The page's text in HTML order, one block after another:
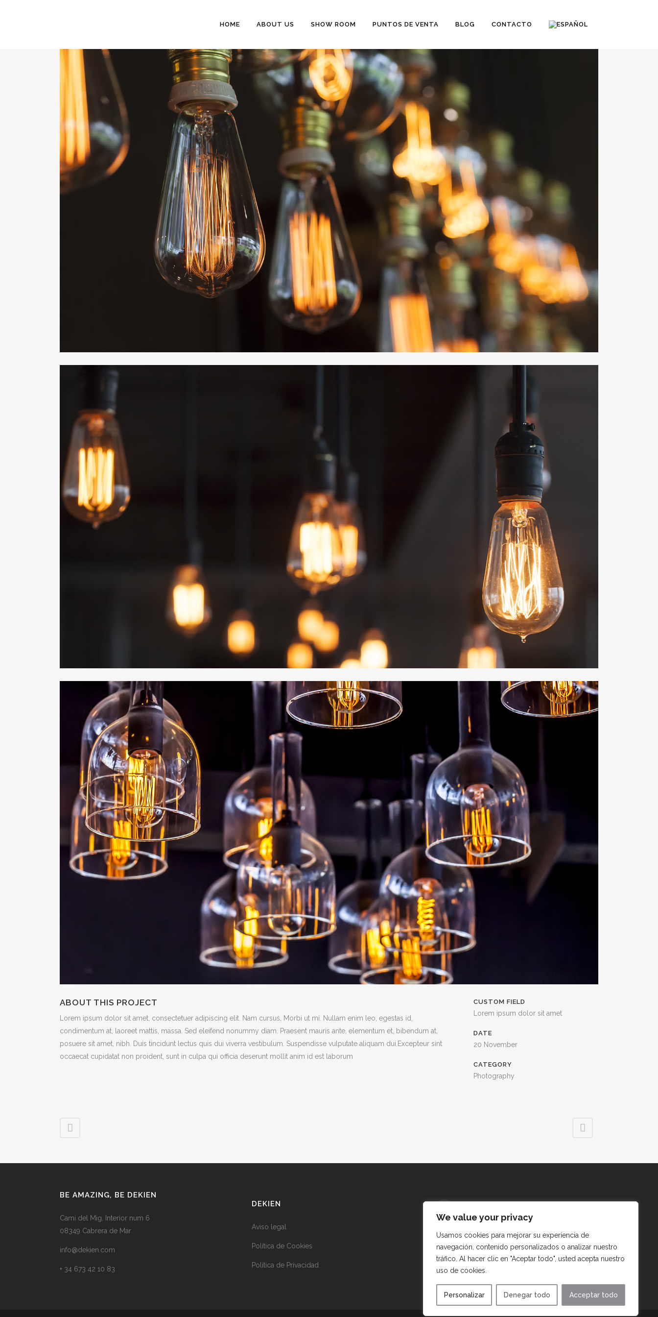
We value your privacy
Usamos cookies para mejorar su experiencia de
navegación, contenido personalizados o analizar nuestro
tráfico. Al hacer clic en "Aceptar todo", usted acepta nuestro
uso de cookies.
Personalizar Denegar todo Acceptar todo
HOME ABOUT US SHOW ROOM PUNTOS DE VENTA BLOG CONTACTO
ABOUT THIS PROJECT
Lorem ipsum dolor sit amet, consectetuer adipiscing elit. Nam cursus. Morbi ut mi. Nullam enim leo, egestas id,
condimentum at, laoreet mattis, massa. Sed eleifend nonummy diam. Praesent mauris ante, elementum et, bibendum at,
posuere sit amet, nibh. Duis tincidunt lectus quis dui viverra vestibulum. Suspendisse vulputate aliquam dui.Excepteur sint
occaecat cupidatat non proident, sunt in culpa qui officia deserunt mollit anim id est laborum
CUSTOM FIELD
Lorem ipsum dolor sit amet
DATE
20 November
CATEGORY
Photography
BE AMAZING, BE DEKIEN
Cami del Mig, Interior num 6
08349 Cabrera de Mar
info@dekien.com
+ 34 673 42 10 83
DEKIEN
Aviso legal
Política de Cookies
Política de Privacidad